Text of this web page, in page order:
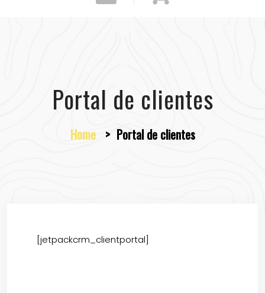
Portal de clientes
Home > Portal de clientes
[jetpackcrm_clientportal]